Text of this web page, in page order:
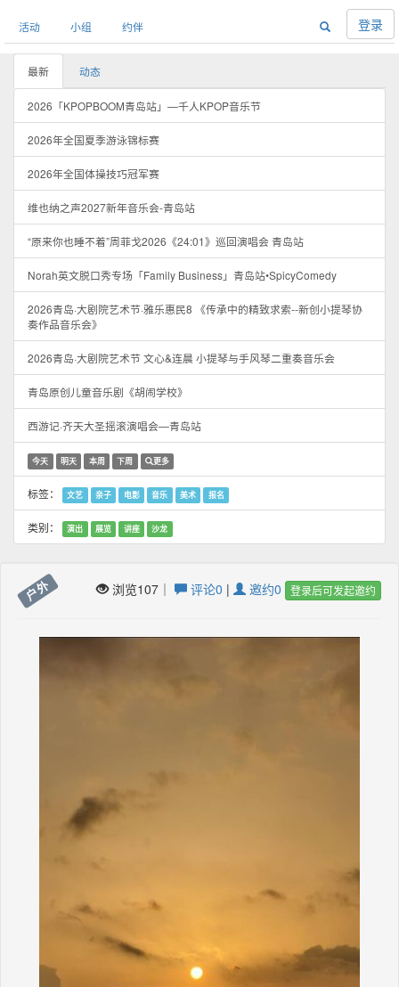
活动 小组 约伴 登录
最新 动态
2026「KPOPBOOM青岛站」—千人KPOP音乐节
2026年全国夏季游泳锦标赛
2026年全国体操技巧冠军赛
维也纳之声2027新年音乐会-青岛站
“原来你也睡不着”周菲戈2026《24:01》巡回演唱会 青岛站
Norah英文脱口秀专场「Family Business」青岛站•SpicyComedy
2026青岛·大剧院艺术节·雅乐惠民8 《传承中的精致求索--新创小提琴协
奏作品音乐会》
2026青岛·大剧院艺术节 文心&连晨 小提琴与手风琴二重奏音乐会
青岛原创儿童音乐剧《胡闹学校》
西游记·齐天大圣摇滚演唱会—青岛站
今天 明天 本周 下周 更多
标签： 文艺 亲子 电影 音乐 美术 报名
类别： 演出 展览 讲座 沙龙
户外 浏览107｜ 评论0 | 邀约0 登录后可发起邀约